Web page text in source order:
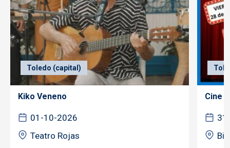
Toledo (capital)
Kiko Veneno
01-10-2026
Teatro Rojas
Cine